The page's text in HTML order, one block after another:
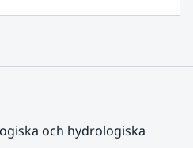
och hydrologiska